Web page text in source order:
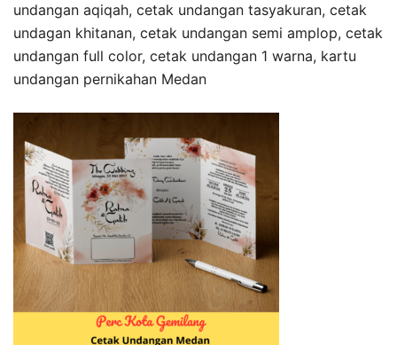
undangan aqiqah, cetak undangan tasyakuran, cetak
undagan khitanan, cetak undangan semi amplop, cetak
undangan full color, cetak undangan 1 warna, kartu
undangan pernikahan Medan